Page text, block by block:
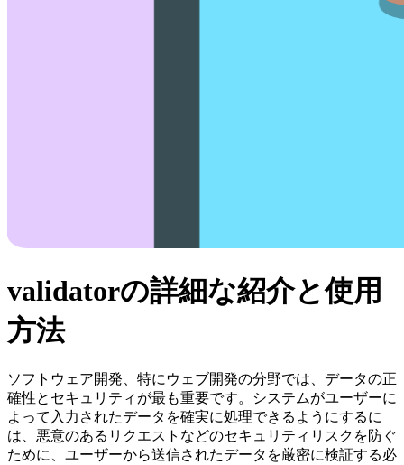
validatorの詳細な紹介と使用
方法
ソフトウェア開発、特にウェブ開発の分野では、データの正
確性とセキュリティが最も重要です。システムがユーザーに
よって入力されたデータを確実に処理できるようにするに
は、悪意のあるリクエストなどのセキュリティリスクを防ぐ
ために、ユーザーから送信されたデータを厳密に検証する必